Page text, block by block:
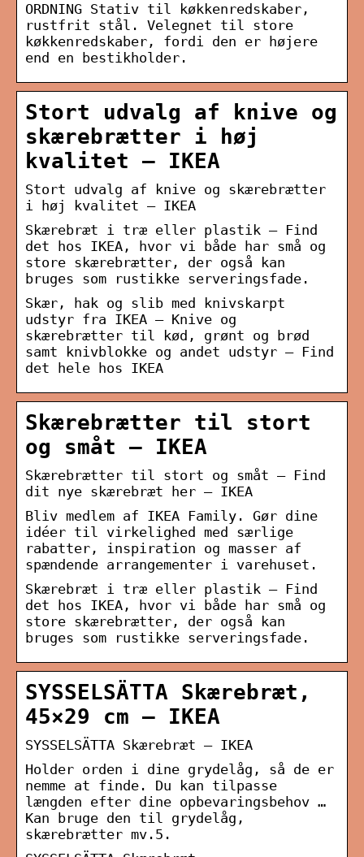
ORDNING Stativ til køkkenredskaber,
rustfrit stål. Velegnet til store
køkkenredskaber, fordi den er højere
end en bestikholder.
Stort udvalg af knive og
skærebrætter i høj
kvalitet – IKEA
Stort udvalg af knive og skærebrætter
i høj kvalitet – IKEA
Skærebræt i træ eller plastik – Find
det hos IKEA, hvor vi både har små og
store skærebrætter, der også kan
bruges som rustikke serveringsfade.
Skær, hak og slib med knivskarpt
udstyr fra IKEA – Knive og
skærebrætter til kød, grønt og brød
samt knivblokke og andet udstyr – Find
det hele hos IKEA
Skærebrætter til stort
og småt – IKEA
Skærebrætter til stort og småt – Find
dit nye skærebræt her – IKEA
Bliv medlem af IKEA Family. Gør dine
idéer til virkelighed med særlige
rabatter, inspiration og masser af
spændende arrangementer i varehuset.
Skærebræt i træ eller plastik – Find
det hos IKEA, hvor vi både har små og
store skærebrætter, der også kan
bruges som rustikke serveringsfade.
SYSSELSÄTTA Skærebræt,
45×29 cm – IKEA
SYSSELSÄTTA Skærebræt – IKEA
Holder orden i dine grydelåg, så de er
nemme at finde. Du kan tilpasse
længden efter dine opbevaringsbehov …
Kan bruge den til grydelåg,
skærebrætter mv.5.